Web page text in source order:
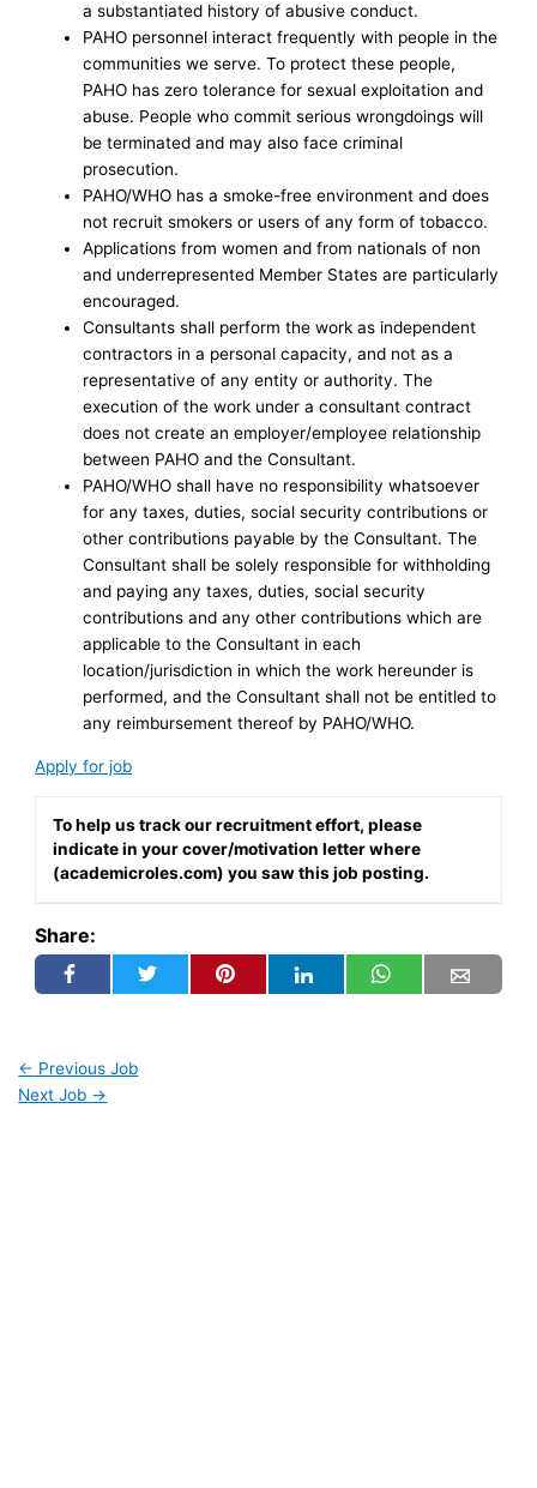
a substantiated history of abusive conduct.
PAHO personnel interact frequently with people in the
communities we serve. To protect these people,
PAHO has zero tolerance for sexual exploitation and
abuse. People who commit serious wrongdoings will
be terminated and may also face criminal
prosecution.
PAHO/WHO has a smoke-free environment and does
not recruit smokers or users of any form of tobacco.
Applications from women and from nationals of non
and underrepresented Member States are particularly
encouraged.
Consultants shall perform the work as independent
contractors in a personal capacity, and not as a
representative of any entity or authority. The
execution of the work under a consultant contract
does not create an employer/employee relationship
between PAHO and the Consultant.
PAHO/WHO shall have no responsibility whatsoever
for any taxes, duties, social security contributions or
other contributions payable by the Consultant. The
Consultant shall be solely responsible for withholding
and paying any taxes, duties, social security
contributions and any other contributions which are
applicable to the Consultant in each
location/jurisdiction in which the work hereunder is
performed, and the Consultant shall not be entitled to
any reimbursement thereof by PAHO/WHO.
Apply for job
To help us track our recruitment effort, please
indicate in your cover/motivation letter where
(academicroles.com) you saw this job posting.
Share:
← Previous Job
Next Job →